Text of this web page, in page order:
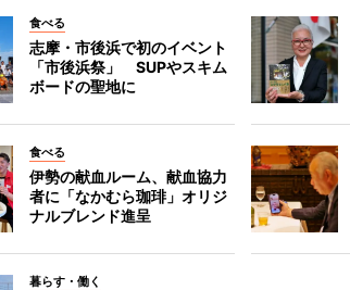
食べる
志摩・市後浜で初のイベント
「市後浜祭」 SUPやスキム
ボードの聖地に
食べる
伊勢の献血ルーム、献血協力
者に「なかむら珈琲」オリジ
ナルブレンド進呈
暮らす・働く